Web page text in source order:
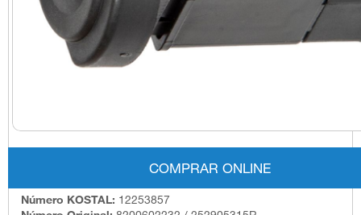
COMPRAR ONLINE
Número KOSTAL: 12253857